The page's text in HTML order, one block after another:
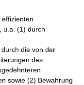
u.a. (1) durch
die von der
des
sowie (2) Bewahrung